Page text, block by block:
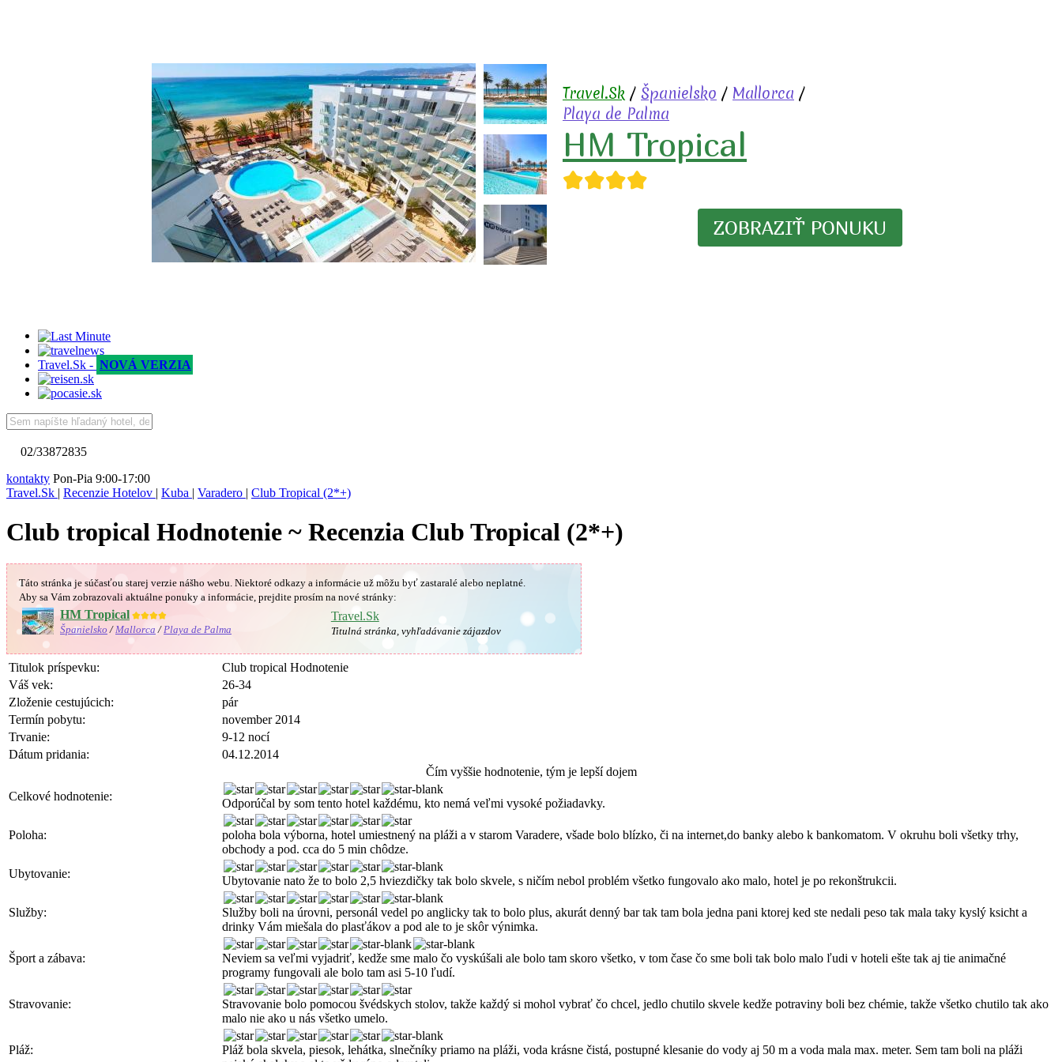
Travel.Sk / Španielsko / Mallorca /
Playa de Palma
HM Tropical
★★★★
ZOBRAZIŤ PONUKU
Travel.Sk - NOVÁ VERZIA
02/33872835
kontakty Pon-Pia 9:00-17:00
Travel.Sk | Recenzie Hotelov | Kuba | Varadero | Club Tropical (2*+)
Club tropical Hodnotenie ~ Recenzia Club Tropical (2*+)
Táto stránka je súčasťou starej verzie nášho webu. Niektoré odkazy a informácie už môžu byť zastaralé alebo neplatné.
Aby sa Vám zobrazovali aktuálne ponuky a informácie, prejdite prosím na nové stránky:
HM Tropical★★★★
Španielsko /Mallorca /Playa de Palma
Travel.Sk
Titulná stránka, vyhľadávanie zájazdov
Titulok príspevku:
Club tropical Hodnotenie
Váš vek:
26-34
Zloženie cestujúcich:
pár
Termín pobytu:
november 2014
Trvanie:
9-12 nocí
Dátum pridania:
04.12.2014
Čím vyššie hodnotenie, tým je lepší dojem
Celkové hodnotenie:
Odporúčal by som tento hotel každému, kto nemá veľmi vysoké požiadavky.
Poloha:
poloha bola výborna, hotel umiestnený na pláži a v starom Varadere, všade bolo blízko, či na internet,do banky alebo k bankomatom. V okruhu boli všetky trhy,
obchody a pod. cca do 5 min chôdze.
Ubytovanie:
Ubytovanie nato že to bolo 2,5 hviezdičky tak bolo skvele, s ničím nebol problém všetko fungovalo ako malo, hotel je po rekonštrukcii.
Služby:
Služby boli na úrovni, personál vedel po anglicky tak to bolo plus, akurát denný bar tak tam bola jedna pani ktorej ked ste nedali peso tak mala taky kyslý ksicht a
drinky Vám miešala do plasťákov a pod ale to je skôr výnimka.
Šport a zábava:
Neviem sa veľmi vyjadriť, kedže sme malo čo vyskúšali ale bolo tam skoro všetko, v tom čase čo sme boli tak bolo malo ľudi v hoteli ešte tak aj tie animačné
programy fungovali ale bolo tam asi 5-10 ľudí.
Stravovanie:
Stravovanie bolo pomocou švédskych stolov, takže každý si mohol vybrať čo chcel, jedlo chutilo skvele kedže potraviny boli bez chémie, takže všetko chutilo tak ako
malo nie ako u nás všetko umelo.
Pláž:
Pláž bola skvela, piesok, lehátka, slnečníky priamo na pláži, voda krásne čistá, postupné klesanie do vody aj 50 m a voda mala max. meter. Sem tam boli na pláži